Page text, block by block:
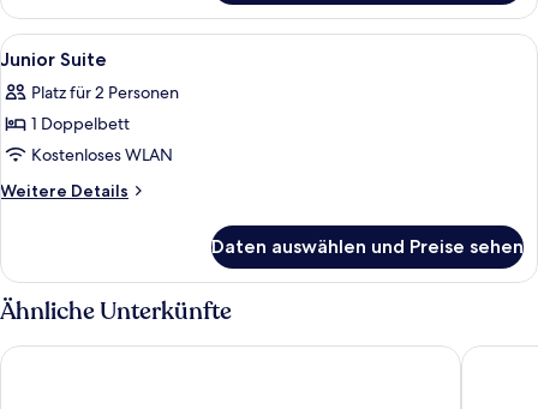
Double
Room
Alle
Fotos
für
Junior
Suite
anzeigen
Schreibtisch, schallisolierte Zimmer,
4
Junior Suite
Platz für 2 Personen
1 Doppelbett
Kostenloses WLAN
Weitere Details
Weitere
Suite
Daten auswählen und Preise sehen
Ähnliche Unterkünfte
DAS AUNHAMER Suite & Spa Hotel - Adults Only